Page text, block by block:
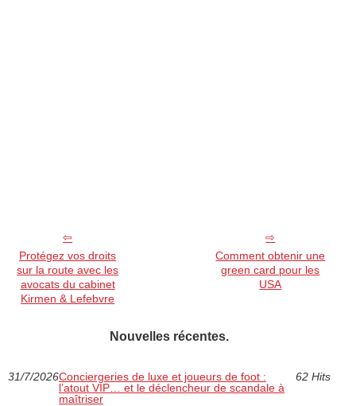
Protégez vos droits
sur la route avec les
avocats du cabinet
Kirmen & Lefebvre
Comment obtenir une
green card pour les
USA
Nouvelles récentes.
31/7/2026Conciergeries de luxe et joueurs de foot :
l’atout VIP… et le déclencheur de scandale à
maîtriser
62 Hits